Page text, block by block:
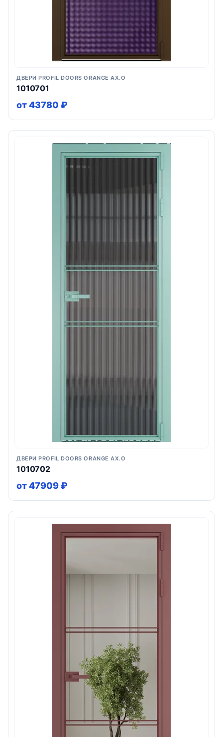
ДВЕРИ PROFIL DOORS ORANGE AX.O
1010701
от 43780 ₽
ДВЕРИ PROFIL DOORS ORANGE AX.O
1010702
от 47909 ₽